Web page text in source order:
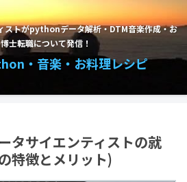
ストがpythonデータ解析・DTM音楽作成・お
士転職について発信！
・音楽・お料理レシピ
タサイエンティストの就
特徴とメリット)